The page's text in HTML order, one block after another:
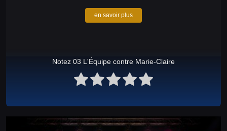
en savoir plus
Notez 03 L'Équipe contre Marie-Claire